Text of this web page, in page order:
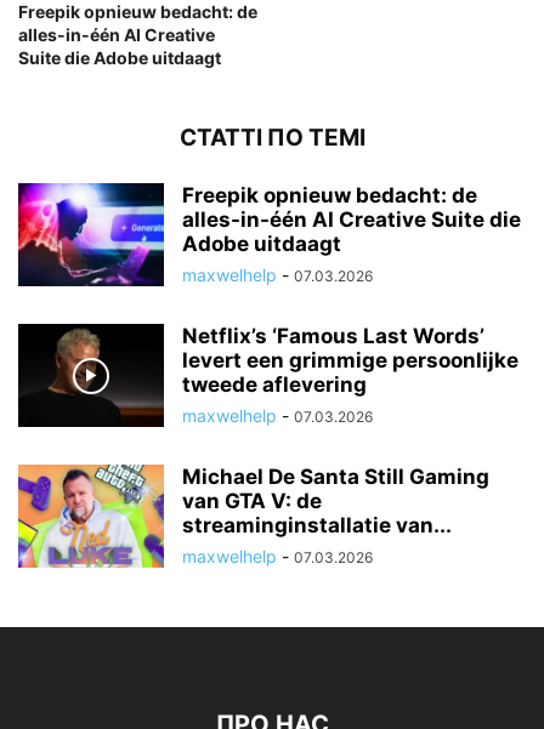
Freepik opnieuw bedacht: de
alles-in-één AI Creative
Suite die Adobe uitdaagt
СТАТТІ ПО ТЕМІ
Freepik opnieuw bedacht: de
alles-in-één AI Creative Suite die
Adobe uitdaagt
maxwelhelp - 07.03.2026
Netflix’s ‘Famous Last Words’
levert een grimmige persoonlijke
tweede aflevering
maxwelhelp - 07.03.2026
Michael De Santa Still Gaming
van GTA V: de
streaminginstallatie van...
maxwelhelp - 07.03.2026